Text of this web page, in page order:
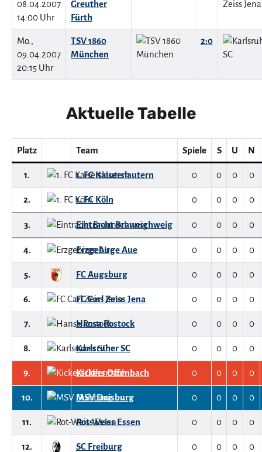
08.04.2007
14:00 Uhr
Greuther
Fürth
Mo.,
09.04.2007
20:15 Uhr
TSV 1860
München
2:0
Aktuelle Tabelle
Platz Team Spiele S U N
1. 1. FC Kaiserslautern 0 0 0 0
2. 1. FC Köln 0 0 0 0
3. Eintracht Braunschweig 0 0 0 0
4. Erzgebirge Aue 0 0 0 0
5. FC Augsburg 0 0 0 0
6. FC Carl Zeiss Jena 0 0 0 0
7. Hansa Rostock 0 0 0 0
8. Karlsruher SC 0 0 0 0
9. Kickers Offenbach 0 0 0 0
10. MSV Duisburg 0 0 0 0
11. Rot-Weiss Essen 0 0 0 0
12. SC Freiburg 0 0 0 0